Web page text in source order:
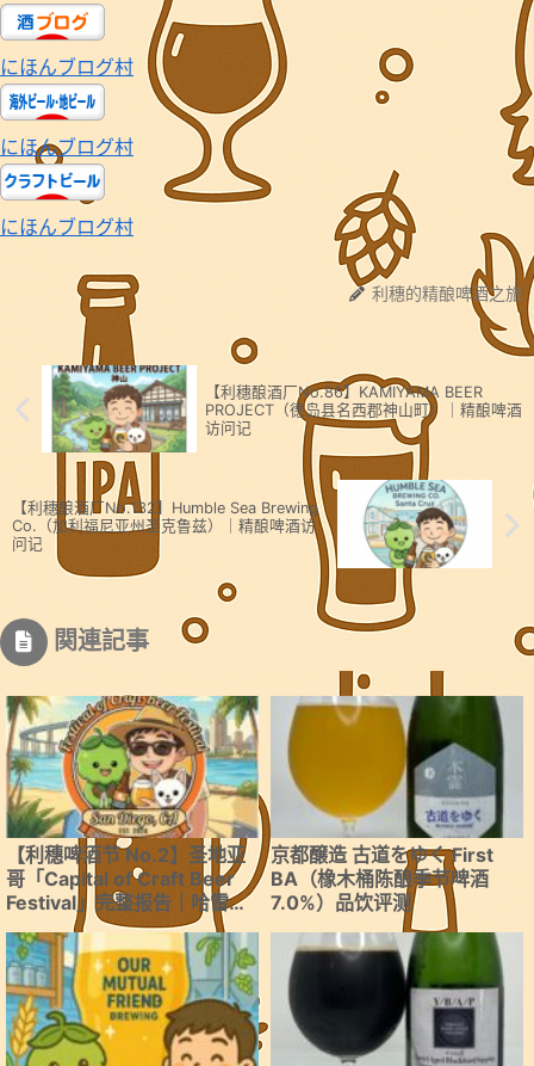
にほんブログ村
にほんブログ村
にほんブログ村
利穗的精酿啤酒之旅
【利穗酿酒厂No.86】KAMIYAMA BEER
PROJECT（德岛县名西郡神山町）｜精酿啤酒
访问记
【利穗酿酒厂No.132】Humble Sea Brewing
Co.（加利福尼亚州圣克鲁兹）｜精酿啤酒访
问记
関連記事
【利穗啤酒节 No.2】圣地亚
哥「Capital of Craft Beer
Festival」完整报告｜哈雷停
车场变身会场！Pizza Port・
Stone・Booze Brothers齐
聚
京都醸造 古道をゆく First
BA（橡木桶陈酿季节啤酒
7.0%）品饮评测